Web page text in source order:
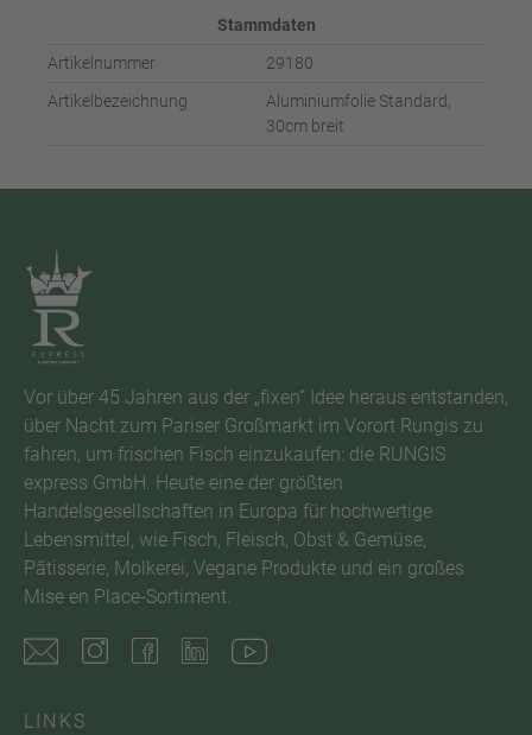
Stammdaten
Artikelnummer
29180
Artikelbezeichnung
Aluminiumfolie Standard,
30cm breit
Vor über 45 Jahren aus der „fixen“ Idee heraus entstanden,
über Nacht zum Pariser Großmarkt im Vorort Rungis zu
fahren, um frischen Fisch einzukaufen: die RUNGIS
express GmbH. Heute eine der größten
Handelsgesellschaften in Europa für hochwertige
Lebensmittel, wie Fisch, Fleisch, Obst & Gemüse,
Pâtisserie, Molkerei, Vegane Produkte und ein großes
Mise en Place-Sortiment.
LINKS